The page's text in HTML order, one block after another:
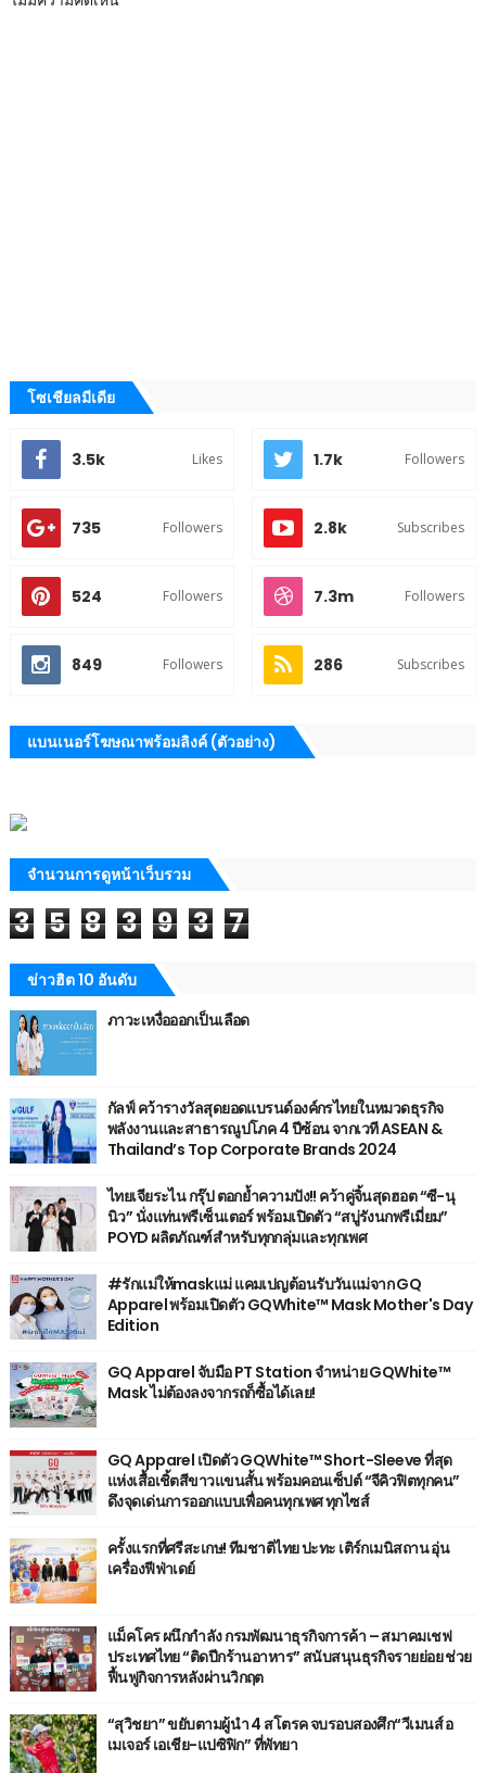
โซเชียลมีเดีย
3.5k Likes 1.7k Followers
735 Followers 2.8k Subscribes
524 Followers 7.3m Followers
849 Followers 286 Subscribes
แบนเนอร์โฆษณาพร้อมลิงค์ (ตัวอย่าง)
จำนวนการดูหน้าเว็บรวม
3 5 8 3 9 3 7
ข่าวฮิต 10 อันดับ
ภาวะเหงื่อออกเป็นเลือด
กัลฟ์ คว้ารางวัลสุดยอดแบรนด์องค์กรไทยในหมวดธุรกิจ
พลังงานและสาธารณูปโภค 4 ปีซ้อน จากเวที ASEAN &
Thailand’s Top Corporate Brands 2024
ไทยเจียระไน กรุ๊ป ตอกย้ำความปัง!! คว้าคู่จิ้นสุดฮอต “ซี-นุ
นิว” นั่งแท่นพรีเซ็นเตอร์ พร้อมเปิดตัว “สบู่รังนกพรีเมี่ยม”
POYD ผลิตภัณฑ์สำหรับทุกกลุ่มและทุกเพศ
#รักแม่ให้maskแม่ แคมเปญต้อนรับวันแม่จาก GQ
Apparel พร้อมเปิดตัว GQWhite™ Mask Mother's Day
Edition
GQ Apparel จับมือ PT Station จำหน่าย GQWhite™
Mask ไม่ต้องลงจากรถก็ซื้อได้เลย!
GQ Apparel เปิดตัว GQWhite™ Short-Sleeve ที่สุด
แห่งเสื้อเชิ้ตสีขาวแขนสั้น พร้อมคอนเซ็ปต์ “จีคิวฟิตทุกคน”
ดึงจุดเด่นการออกแบบเพื่อคนทุกเพศ ทุกไซส์
ครั้งแรกที่ศรีสะเกษ! ทีมชาติไทย ปะทะ เติร์กเมนิสถาน อุ่น
เครื่องฟีฟ่าเดย์
แม็คโคร ผนึกกำลัง กรมพัฒนาธุรกิจการค้า – สมาคมเชฟ
ประเทศไทย “ติดปีกร้านอาหาร” สนับสนุนธุรกิจรายย่อย ช่วย
ฟื้นฟูกิจการหลังผ่านวิกฤต
“สุวิชยา” ขยับตามผู้นำ 4 สโตรค จบรอบสองศึก“วีเมนส์ อ
เมเจอร์ เอเชีย-แปซิฟิก” ที่พัทยา